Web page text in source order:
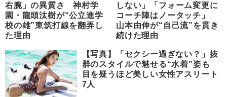
右腕」の異質さ 神村学
園・龍頭汰樹が“公立進学
校の雄”東筑打線を翻弄し
た理由
しない」「フォーム変更に
コーチ陣はノータッチ」
山本由伸が“自己流”を貫き
続けた理由
【写真】「セクシー過ぎない？」抜
群のスタイルで魅せる“水着”姿も
目を疑うほど美しい女性アスリート
7人